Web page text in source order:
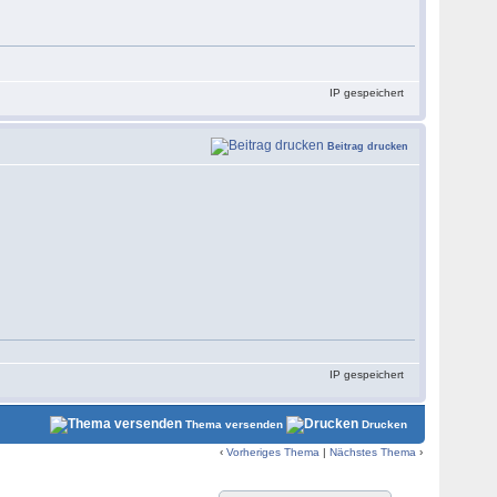
IP gespeichert
Beitrag drucken
IP gespeichert
Thema versenden Drucken
‹Vorheriges Thema |Nächstes Thema ›